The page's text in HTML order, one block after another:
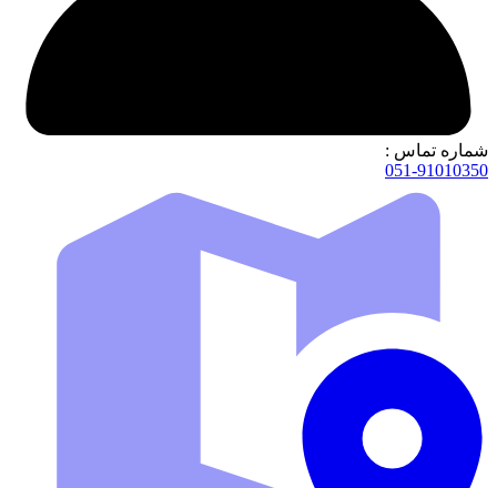
شماره تماس :
051-91010350